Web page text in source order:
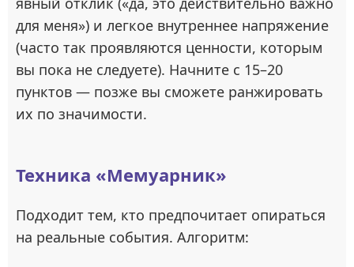
для меня») и легкое внутреннее напряжение
(часто так проявляются ценности, которым
вы пока не следуете). Начните с 15–20
пунктов — позже вы сможете ранжировать
их по значимости.
Техника «Мемуарник»
Подходит тем, кто предпочитает опираться
на реальные события. Алгоритм: